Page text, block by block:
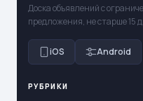
Доска объявлений с
предложения, не старше 15
iOS Android
РУБРИКИ